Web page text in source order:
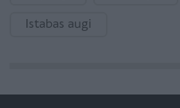
Istabas augi